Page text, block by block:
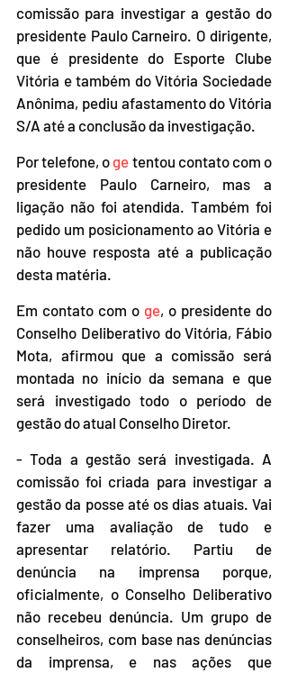
comissão para investigar a gestão do
presidente Paulo Carneiro. O dirigente,
que é presidente do Esporte Clube
Vitória e também do Vitória Sociedade
Anônima, pediu afastamento do Vitória
S/A até a conclusão da investigação.
Por telefone, o ge tentou contato com o
presidente Paulo Carneiro, mas a
ligação não foi atendida. Também foi
pedido um posicionamento ao Vitória e
não houve resposta até a publicação
desta matéria.
Em contato com o ge, o presidente do
Conselho Deliberativo do Vitória, Fábio
Mota, afirmou que a comissão será
montada no início da semana e que
será investigado todo o período de
gestão do atual Conselho Diretor.
- Toda a gestão será investigada. A
comissão foi criada para investigar a
gestão da posse até os dias atuais. Vai
fazer uma avaliação de tudo e
apresentar relatório. Partiu de
denúncia na imprensa porque,
oficialmente, o Conselho Deliberativo
não recebeu denúncia. Um grupo de
conselheiros, com base nas denúncias
da imprensa, e nas ações que